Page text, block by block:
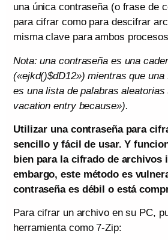
una única contraseña (o frase de
para cifrar como para descifrar
misma clave para ambos
Nota: una contraseña es una
(«ejkd()$dD12») mientras que
es una lista de palabras
vacation entry because»).
Utilizar una contraseña para
sencillo y fácil de usar. Y
bien para la cifrado de archivos
embargo, este método es
contraseña es débil o está
Para cifrar un archivo en su PC,
herramienta como 7-Zip: